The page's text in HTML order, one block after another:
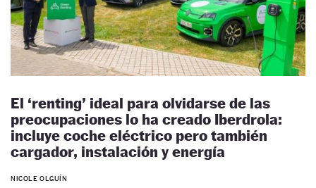
El ‘renting’ ideal para olvidarse de las
preocupaciones lo ha creado Iberdrola:
incluye coche eléctrico pero también
cargador, instalación y energía
NICOLE OLGUÍN